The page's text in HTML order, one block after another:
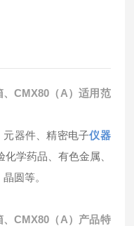
、CMX80（A）适用范
元器件、精密电子仪器
化学药品、有色金属、
圆等。
CMX80（A）产品特